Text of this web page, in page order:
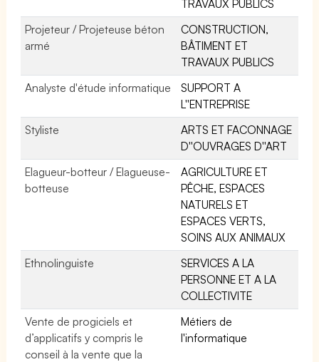
TRAVAUX PUBLICS
Projeteur / Projeteuse béton
armé
CONSTRUCTION,
BÂTIMENT ET
TRAVAUX PUBLICS
Analyste d'étude informatique
SUPPORT A
L''ENTREPRISE
Styliste
ARTS ET FACONNAGE
D''OUVRAGES D''ART
Elagueur-botteur / Elagueuse-
botteuse
AGRICULTURE ET
PÊCHE, ESPACES
NATURELS ET
ESPACES VERTS,
SOINS AUX ANIMAUX
Ethnolinguiste
SERVICES A LA
PERSONNE ET A LA
COLLECTIVITE
Vente de progiciels et
d’applicatifs y compris le
conseil à la vente que la
Métiers de
l'informatique